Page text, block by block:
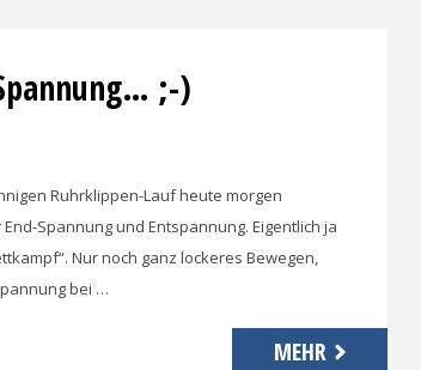
;-)
Ruhrklippen-Lauf heute morgen
Spannung und Entspannung. Eigentlich ja
Nur noch ganz lockeres Bewegen,
bei …
MEHR